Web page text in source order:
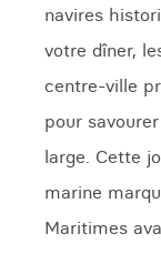
navires
votre dîner,
centre-ville
pour
large. Cette
marine
Maritimes